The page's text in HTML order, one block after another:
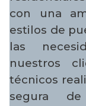
con una
estilos de
las
nuestros
técnicos
segura